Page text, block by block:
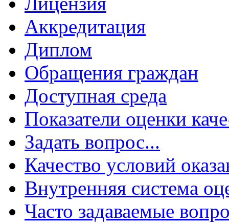
Аккредитация
Диплом
Обращения граждан
Доступная среда
Показатели оценки
Задать вопрос...
Качество условий
Внутренняя система
Часто задаваемые